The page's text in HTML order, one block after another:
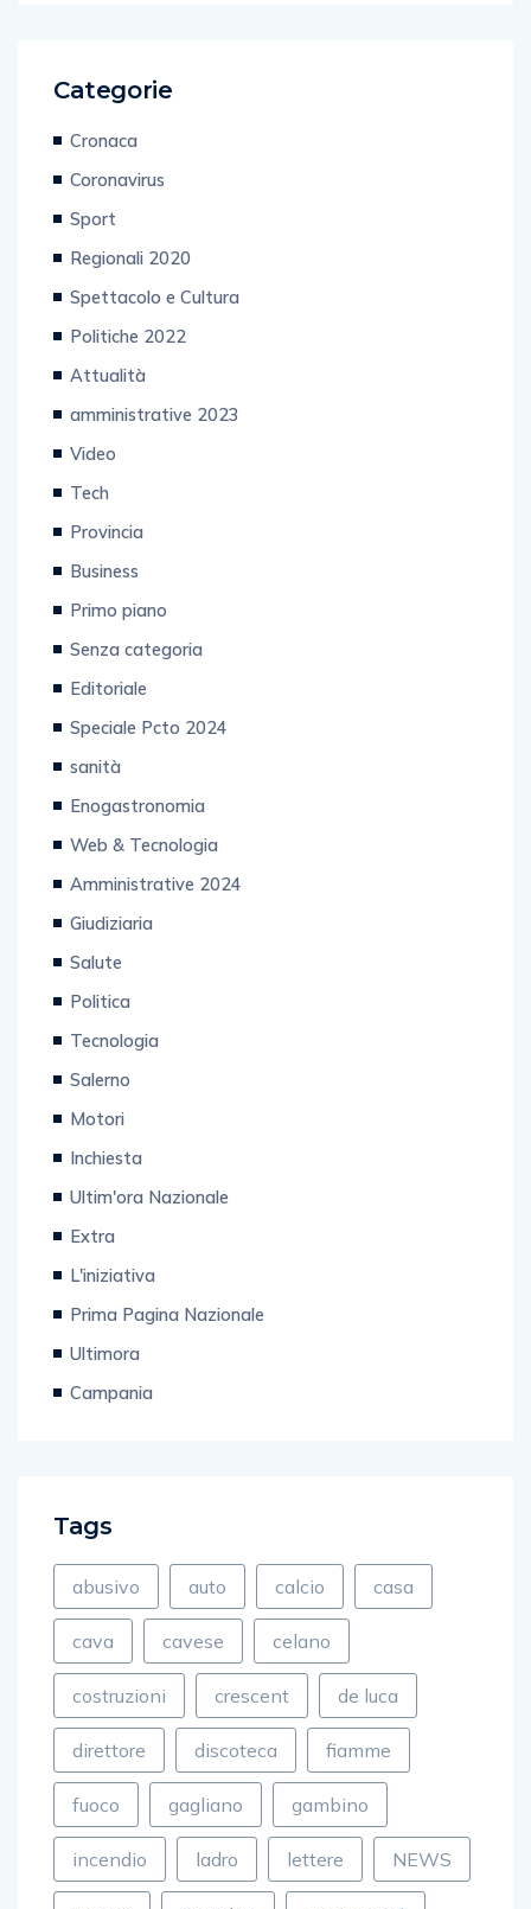
Categorie
Cronaca
Coronavirus
Sport
Regionali 2020
Spettacolo e Cultura
Politiche 2022
Attualità
amministrative 2023
Video
Tech
Provincia
Business
Primo piano
Senza categoria
Editoriale
Speciale Pcto 2024
sanità
Enogastronomia
Web & Tecnologia
Amministrative 2024
Giudiziaria
Salute
Politica
Tecnologia
Salerno
Motori
Inchiesta
Ultim'ora Nazionale
Extra
L'iniziativa
Prima Pagina Nazionale
Ultimora
Campania
Tags
abusivo auto calcio casa
cava cavese celano
costruzioni crescent de luca
direttore discoteca fiamme
fuoco gagliano gambino
incendio ladro lettere NEWS